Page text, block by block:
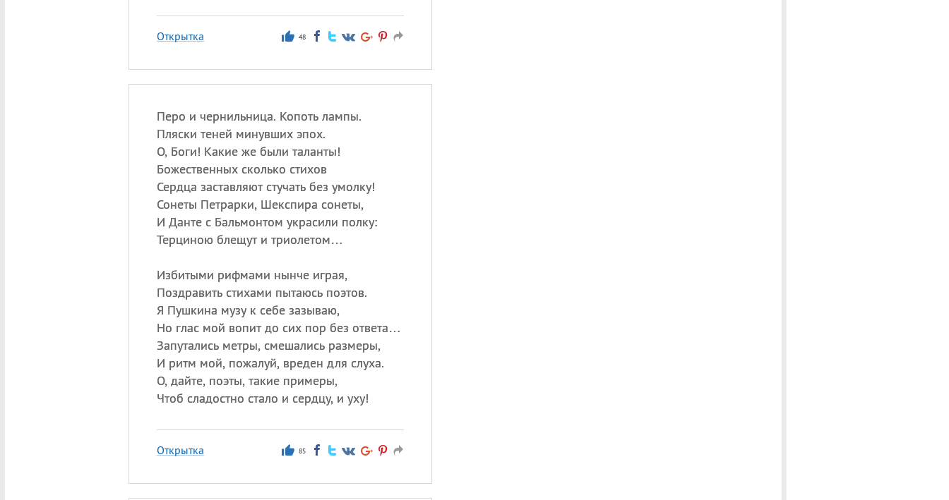
Открытка 48
Перо и чернильница. Копоть лампы.
Пляски теней минувших эпох.
О, Боги! Какие же были таланты!
Божественных сколько стихов
Сердца заставляют стучать без умолку!
Сонеты Петрарки, Шекспира сонеты,
И Данте с Бальмонтом украсили полку:
Терциною блещут и триолетом…
Избитыми рифмами нынче играя,
Поздравить стихами пытаюсь поэтов.
Я Пушкина музу к себе зазываю,
Но глас мой вопит до сих пор без ответа…
Запутались метры, смешались размеры,
И ритм мой, пожалуй, вреден для слуха.
О, дайте, поэты, такие примеры,
Чтоб сладостно стало и сердцу, и уху!
Открытка 85